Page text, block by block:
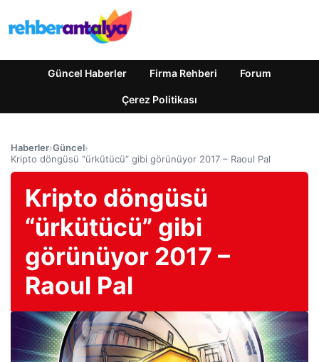
Güncel Haberler Firma Rehberi Forum
Çerez Politikası
Haberler›Güncel›
Kripto döngüsü “ürkütücü” gibi görünüyor 2017 – Raoul Pal
Kripto döngüsü
“ürkütücü” gibi
görünüyor 2017 –
Raoul Pal